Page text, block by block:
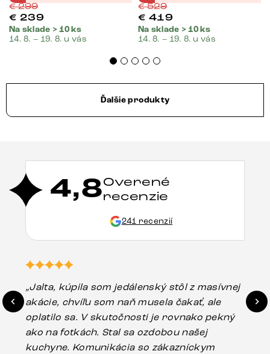
€299
€ 239
Na sklade > 10 ks
14. 8. – 19. 8. u vás
€529
€ 419
Na sklade > 10 ks
14. 8. – 19. 8. u vás
Ďalšie produkty
4,8Overené
recenzie
241 recenzií
„Jalta, kúpila som jedálenský stôl z masívnej
akácie, chvíľu som naň musela čakať, ale
oplatilo sa. V skutočnosti je rovnako pekný
ako na fotkách. Stal sa ozdobou našej
kuchyne. Komunikácia so zákazníckym